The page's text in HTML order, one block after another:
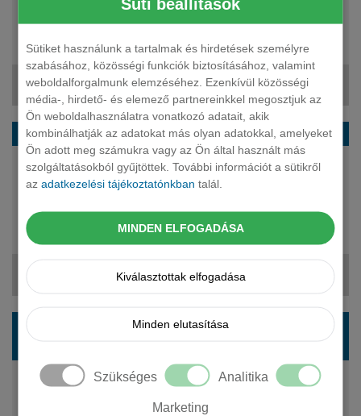
Sütiket használunk a tartalmak és hirdetések személyre
szabásához, közösségi funkciók biztosításához, valamint
weboldalforgalmunk elemzéséhez. Ezenkívül közösségi
média-, hirdető- és elemező partnereinkkel megosztjuk az
Ön weboldalhasználatra vonatkozó adatait, akik
kombinálhatják az adatokat más olyan adatokkal, amelyeket
Ön adott meg számukra vagy az Ön által használt más
szolgáltatásokból gyűjtöttek. További információt a sütikről
azadatkezelési tájékoztatónkban talál.
MINDEN ELFOGADÁSA
Kiválasztottak elfogadása
Minden elutasítása
Szükséges Analitika
Marketing
automata
10 295 270 Ft
170 979 Ft + ÁFA
SKODA Scala ferdehatu 1.0 TSI Essence DSG
115 LE
benzin
173 090 Ft + ÁFA
SKODA Scala ferdehatu 1.5 TSI ACT Selection
150 LE
benzin